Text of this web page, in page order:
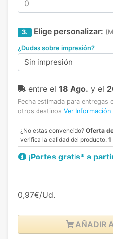
3. Elige personalizar:
¿Dudas sobre impresión?
Sin impresión
entre el 18 Ago. y el
Fecha estimada para entregas
otros destinos Ver Información
¿No estas convencido? Oferta
verifica la calidad del producto. 1
¡Portes gratis* a
0,97€/Ud.
AÑADIR